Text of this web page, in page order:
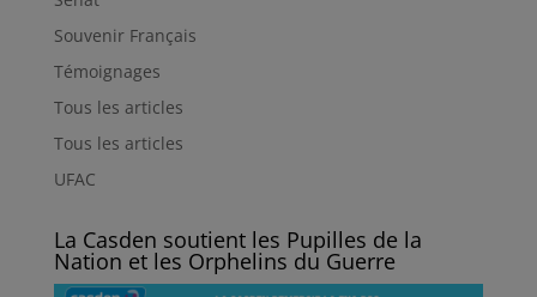
Souvenir Français
Témoignages
Tous les articles
Tous les articles
UFAC
La Casden soutient les Pupilles de la
Nation et les Orphelins du Guerre